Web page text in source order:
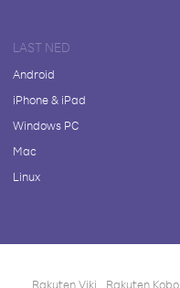
LAST NED
Android
iPhone & iPad
Windows PC
Mac
Linux
Rakuten Viki Rakuten Kobo